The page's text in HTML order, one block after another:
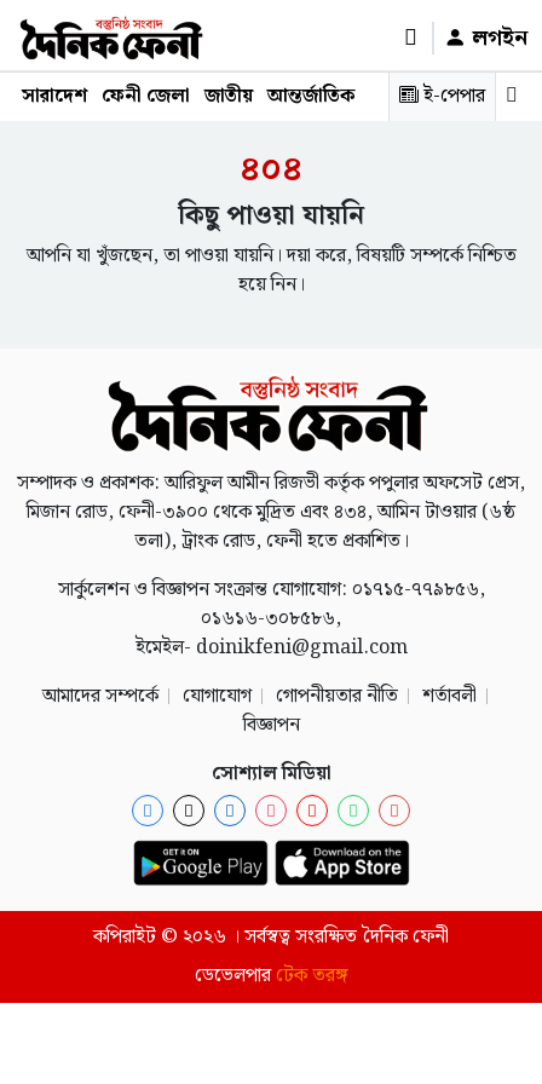
লগইন
সারাদেশ ফেনী জেলা জাতীয় আন্তর্জাতিক রাজনীতি স্বাস্থ্য শিক্ষা
ই-পেপার
৪০৪
কিছু পাওয়া যায়নি
আপনি যা খুঁজছেন, তা পাওয়া যায়নি। দয়া করে, বিষয়টি সম্পর্কে নিশ্চিত
হয়ে নিন।
সম্পাদক ও প্রকাশক: আরিফুল আমীন রিজভী কর্তৃক পপুলার অফসেট প্রেস,
মিজান রোড, ফেনী-৩৯০০ থেকে মুদ্রিত এবং ৪৩৪, আমিন টাওয়ার (৬ষ্ঠ
তলা), ট্রাংক রোড, ফেনী হতে প্রকাশিত।
সার্কুলেশন ও বিজ্ঞাপন সংক্রান্ত যোগাযোগ: ০১৭১৫-৭৭৯৮৫৬,
০১৬১৬-৩০৮৫৮৬,
ইমেইল- doinikfeni@gmail.com
আমাদের সম্পর্কে
যোগাযোগ গোপনীয়তার নীতি
শর্তাবলী
বিজ্ঞাপন
সোশ্যাল মিডিয়া
কপিরাইট © ২০২৬ । সর্বস্বত্ব সংরক্ষিত দৈনিক ফেনী
ডেভেলপারটেক তরঙ্গ